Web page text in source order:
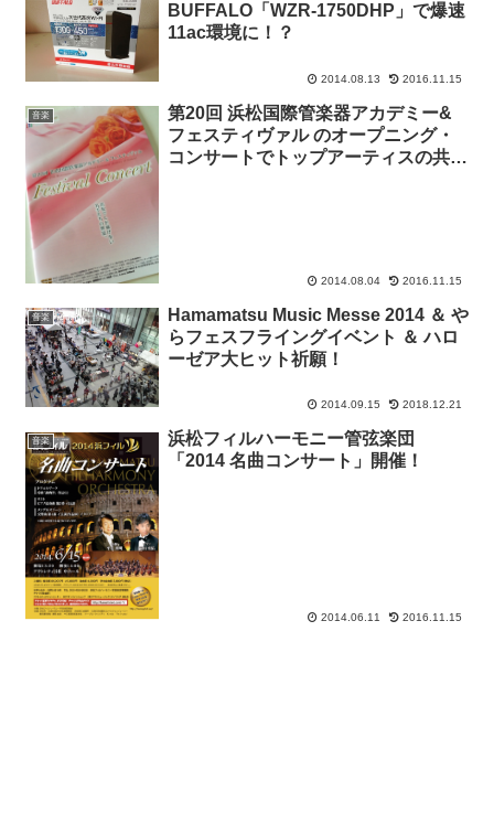
BUFFALO「WZR-1750DHP」で爆速
11ac環境に！？
2014.08.13 2016.11.15
音楽
第20回 浜松国際管楽器アカデミー&
フェスティヴァル のオープニング・
コンサートでトップアーティスの共演
2014.08.04 2016.11.15
音楽
Hamamatsu Music Messe 2014 ＆ や
らフェスフライングイベント ＆ ハロ
ーゼア大ヒット祈願！
2014.09.15 2018.12.21
音楽
浜松フィルハーモニー管弦楽団
「2014 名曲コンサート」開催！
2014.06.11 2016.11.15